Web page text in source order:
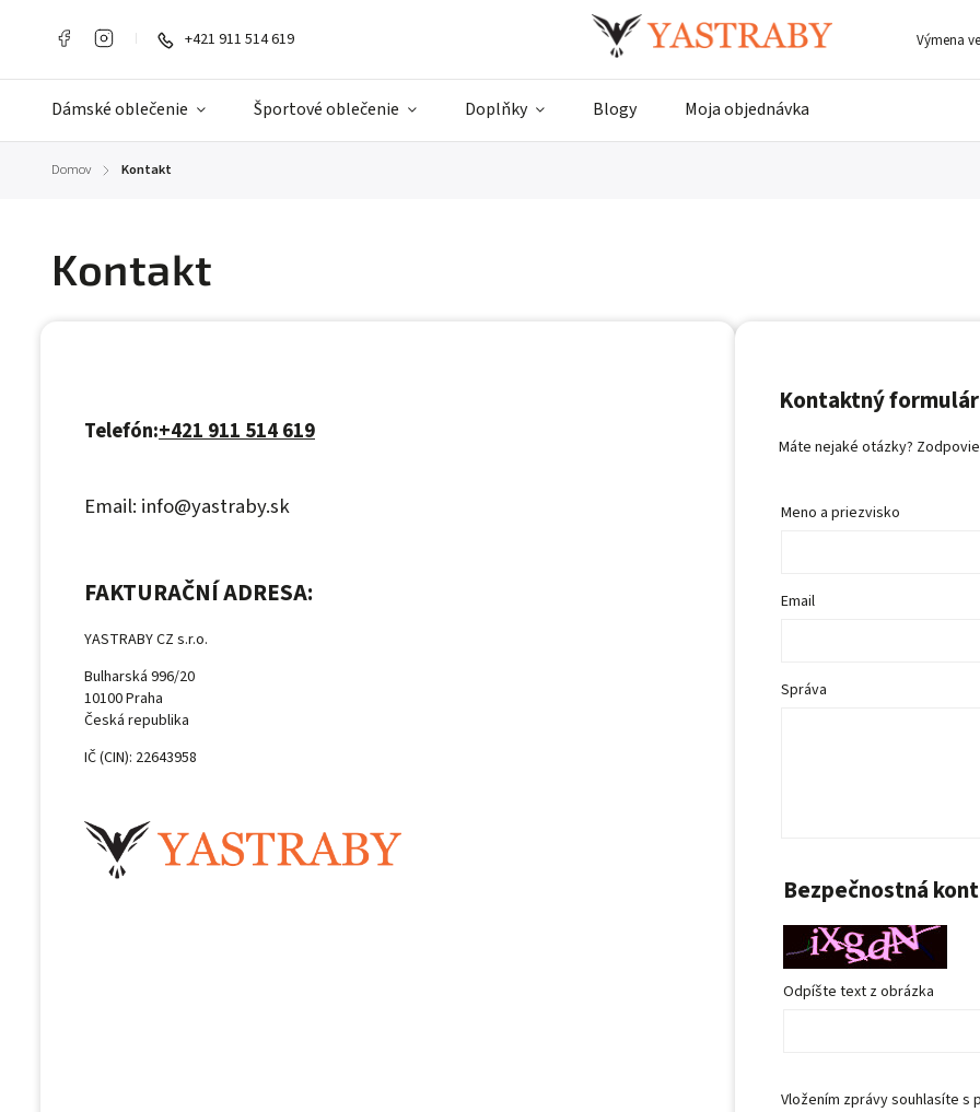
+421 911 514 619 Výmena
Dámské oblečenie Športové oblečenie Doplňky Blogy Moja objednávka
Domov / Kontakt
Kontakt
Telefón:+421 911 514 619
Email: info@yastraby.sk
FAKTURAČNÍ ADRESA:
YASTRABYCZ s.r.o.
Bulharská 996/20
10100 Praha
Česká republika
IČ (CIN): 22643958
Kontaktný formulár
Máte nejaké otázky?
Meno a priezvisko
Email
Správa
Bezpečnostná
Odpíšte text z obrázka
Vložením zprávy souhlasíte s